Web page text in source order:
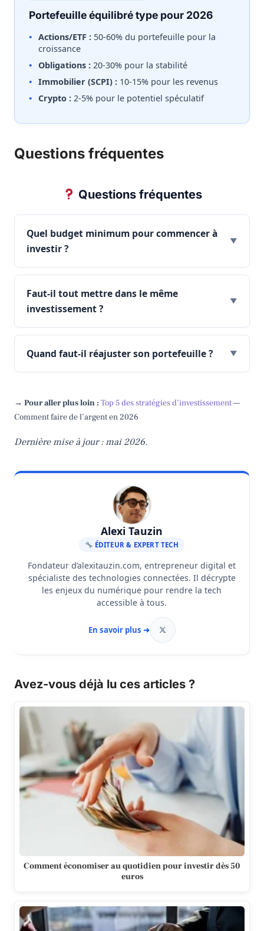
Portefeuille équilibré type pour 2026
Actions/ETF : 50-60% du portefeuille pour la
croissance
Obligations : 20-30% pour la stabilité
Immobilier (SCPI) : 10-15% pour les revenus
Crypto : 2-5% pour le potentiel spéculatif
Questions fréquentes
Questions fréquentes
Quel budget minimum pour commencer à
investir ?
▼
Faut-il tout mettre dans le même
investissement ?
▼
Quand faut-il réajuster son portefeuille ? ▼
→ Pour aller plus loin : Top 5 des stratégies d’investissement—
Comment faire de l’argent en 2026
Dernière mise à jour : mai 2026.
Alexi Tauzin
ÉDITEUR & EXPERT TECH
Fondateur d’alexitauzin.com, entrepreneur digital et
spécialiste des technologies connectées. Il décrypte
les enjeux du numérique pour rendre la tech
accessible à tous.
En savoir plus ➜
Avez-vous déjà lu ces articles ?
Comment économiser au quotidien pour investir dès 50
euros